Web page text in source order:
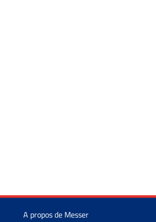
A propos de Messer